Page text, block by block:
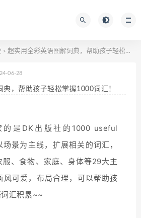
> 超实用全彩英语图解词典，帮助孩子轻松掌握1000词汇！
06-28
，帮助孩子轻松掌握1000词汇！
是DK出版社的1000 useful
景为主线，扩展相关的词汇，
服、食物、家庭、身体等29大主
风可爱，布局合理，可以帮助孩
汇积累~~